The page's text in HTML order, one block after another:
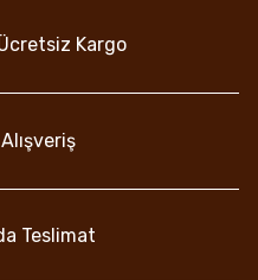
Kargo
Teslimat